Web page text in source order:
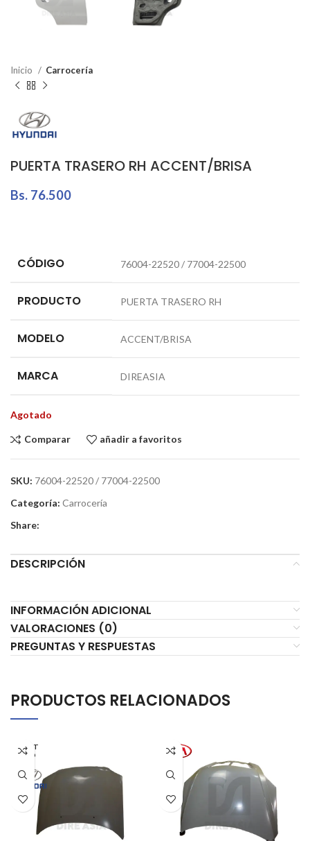
Inicio Carrocería
PUERTA TRASERO RH ACCENT/BRISA
Bs. 76.500
CÓDIGO 76004-22520 / 77004-22500
PRODUCTO PUERTA TRASERO RH
MODELO ACCENT/BRISA
MARCA DIREASIA
Agotado
Comparar añadir a favoritos
SKU: 76004-22520 / 77004-22500
Categoría: Carrocería
Share:
DESCRIPCIÓN
INFORMACIÓN ADICIONAL
VALORACIONES (0)
PREGUNTAS Y RESPUESTAS
PRODUCTOS RELACIONADOS
AGOT
ADO